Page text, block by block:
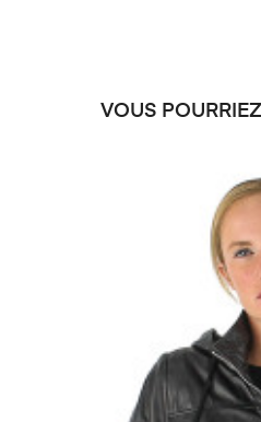
VOUS